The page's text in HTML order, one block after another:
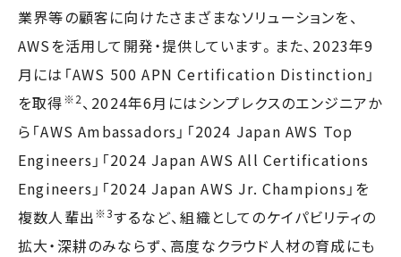
業界等の顧客に向けたさまざまなソリューションを、
AWSを活用して開発・提供しています。また、2023年9
月には「AWS 500 APN Certification Distinction」
を取得※2、2024年6月にはシンプレクスのエンジニアか
ら「AWS Ambassadors」「2024 Japan AWS Top
Engineers」「2024 Japan AWS All Certifications
Engineers」「2024 Japan AWS Jr. Champions」を
複数人輩出※3するなど、組織としてのケイパビリティの
拡大・深耕のみならず、高度なクラウド人材の育成にも